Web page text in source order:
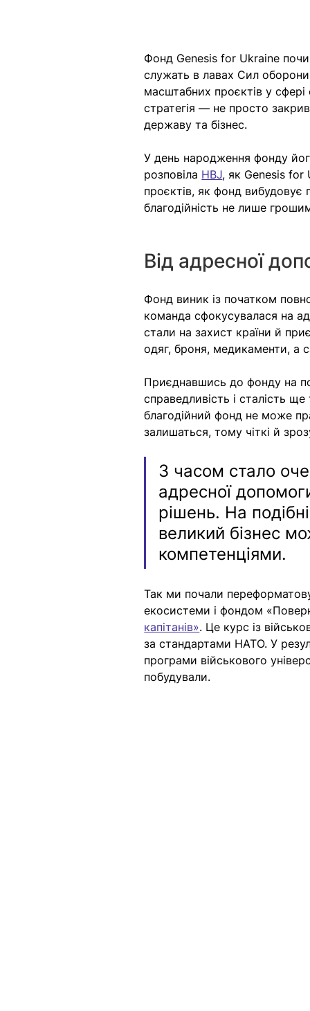
Фонд Genesis for Ukraine
служать в лавах Сил
масштабних проєктів у
стратегія — не просто
державу та бізнес.
У день народження фонду
розповіла HBJ, як Genesis
проєктів, як фонд
благодійність не лише
Від адресної
Фонд виник із початком
команда сфокусувалася на
стали на захист країни й
одяг, броня, медикаменти, а
Приєднавшись до фонду на
справедливість і сталість
благодійний фонд не може
залишаться, тому чіткі й
З часом стало
адресної
рішень. На
великий бізнес
компетенціями.
Так ми почали
екосистеми і фондом
капітанів». Це курс із
за стандартами НАТО. У
програми військового
побудували.